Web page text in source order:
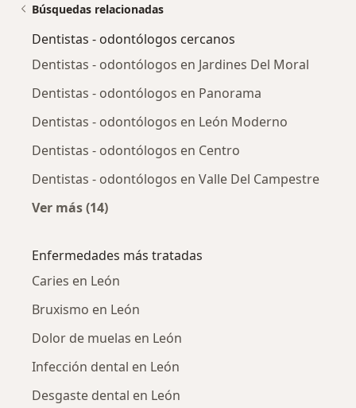
Búsquedas relacionadas
Dentistas - odontólogos cercanos
Dentistas - odontólogos en Jardines Del Moral
Dentistas - odontólogos en Panorama
Dentistas - odontólogos en León Moderno
Dentistas - odontólogos en Centro
Dentistas - odontólogos en Valle Del Campestre
Ver más (14)
Enfermedades más tratadas
Caries en León
Bruxismo en León
Dolor de muelas en León
Infección dental en León
Desgaste dental en León